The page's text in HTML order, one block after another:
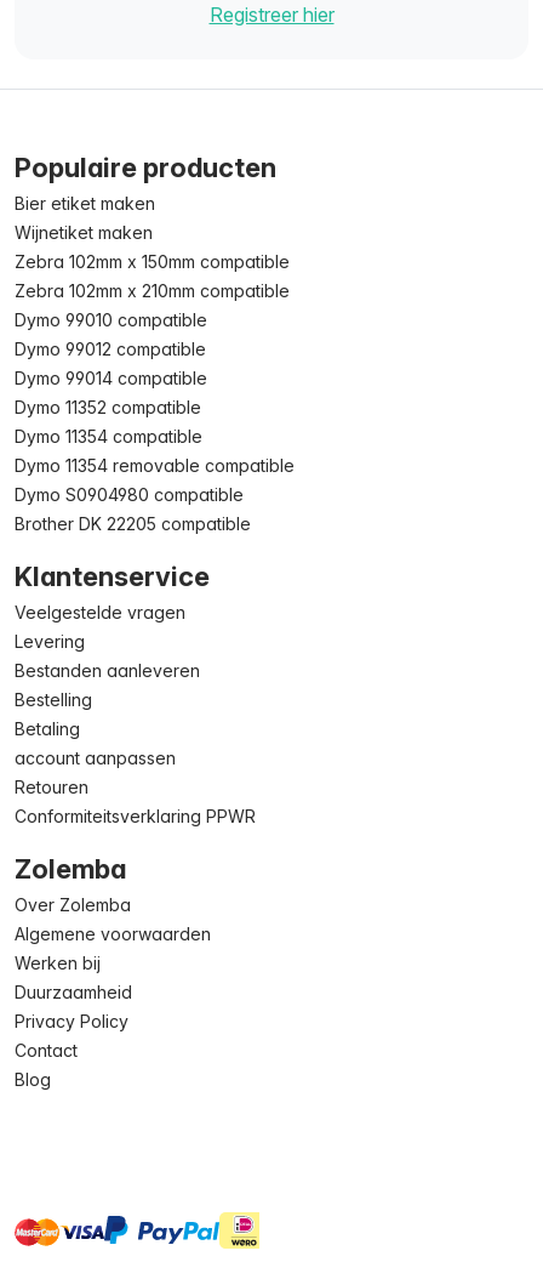
Registreer hier
Populaire producten
Bier etiket maken
Wijnetiket maken
Zebra 102mm x 150mm compatible
Zebra 102mm x 210mm compatible
Dymo 99010 compatible
Dymo 99012 compatible
Dymo 99014 compatible
Dymo 11352 compatible
Dymo 11354 compatible
Dymo 11354 removable compatible
Dymo S0904980 compatible
Brother DK 22205 compatible
Klantenservice
Veelgestelde vragen
Levering
Bestanden aanleveren
Bestelling
Betaling
account aanpassen
Retouren
Conformiteitsverklaring PPWR
Zolemba
Over Zolemba
Algemene voorwaarden
Werken bij
Duurzaamheid
Privacy Policy
Contact
Blog
mastervisa paypal ideal